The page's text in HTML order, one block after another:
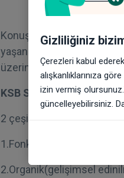
Konuşma seslerini
yaşanan zorluklar sonucu
üzerindeyse hala bazı
KSB Sınıflandırması
2 çeşit KSB sınıflandırması
1.Fonksiyonel(nedeni
2.Organik(gelişimsel
Gizliliğiniz
Çerezleri kabul
alışkanlıklarınıza
izin vermiş
güncelleyebilirsiniz.